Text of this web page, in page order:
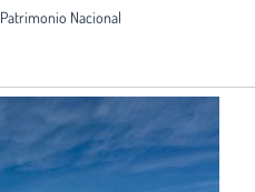
Patrimonio Nacional